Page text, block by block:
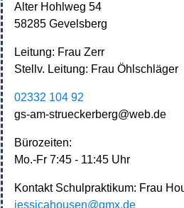
Alter Hohlweg 54
58285 Gevelsberg
Leitung: Frau Zerr
Stellv. Leitung: Frau Öhlschläger
02332 104 92
gs-am-strueckerberg@web.de
Bürozeiten:
Mo.-Fr 7:45 - 11:45 Uhr
Kontakt Schulpraktikum: Frau
jessicahousen@gmx.de